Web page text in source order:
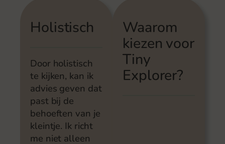
Holistisch
Door holistisch
te kijken, kan ik
advies geven dat
past bij de
behoeften van je
kleintje. Ik richt
me niet alleen
Waarom
kiezen voor
Tiny
Explorer?